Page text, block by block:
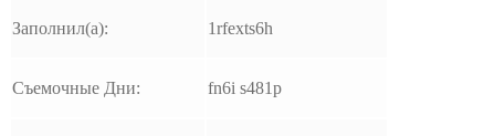
Заполнил(а): 1rfexts6h
Съемочные Дни: fn6i s481p